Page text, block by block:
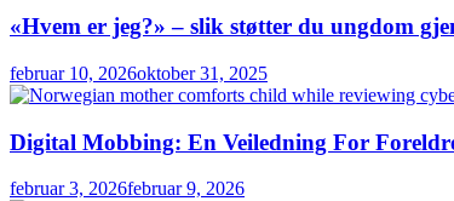
«Hvem er jeg?» – slik støtter du ungdom
februar 10, 2026oktober 31, 2025
Digital Mobbing: En Veiledning For
februar 3, 2026februar 9, 2026